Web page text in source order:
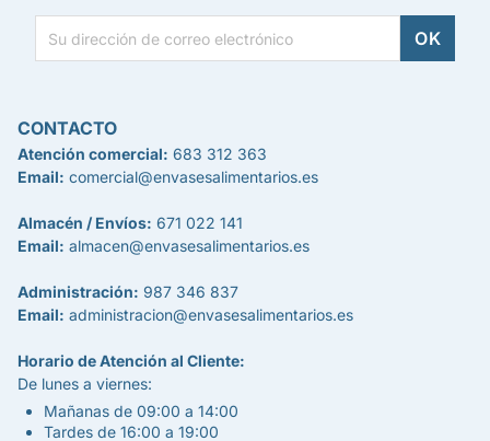
CONTACTO
Atención comercial: 683 312 363
Email: comercial@envasesalimentarios.es
Almacén / Envíos: 671 022 141
Email: almacen@envasesalimentarios.es
Administración: 987 346 837
Email: administracion@envasesalimentarios.es
Horario de Atención al Cliente:
De lunes a viernes:
Mañanas de 09:00 a 14:00
Tardes de 16:00 a 19:00